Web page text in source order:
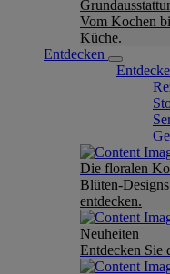
Vom Kochen
Küche.
Entdecken
Die floralen
Blüten-
entdecken.
Neuheiten
Entdecken Sie